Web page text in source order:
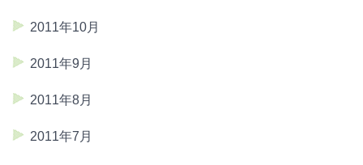
2011年10月
2011年9月
2011年8月
2011年7月